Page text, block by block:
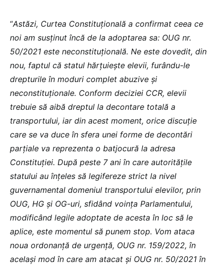
“Astăzi, Curtea Constituțională a confirmat ceea ce
noi am susținut încă de la adoptarea sa: OUG nr.
50/2021 este neconstituțională. Ne este dovedit, din
nou, faptul că statul hărțuiește elevii, furându-le
drepturile în moduri complet abuzive și
neconstituționale. Conform deciziei CCR, elevii
trebuie să aibă dreptul la decontare totală a
transportului, iar din acest moment, orice discuție
care se va duce în sfera unei forme de decontări
parțiale va reprezenta o batjocură la adresa
Constituției. După peste 7 ani în care autoritățile
statului au înțeles să legifereze strict la nivel
guvernamental domeniul transportului elevilor, prin
OUG, HG și OG-uri, sfidând voința Parlamentului,
modificând legile adoptate de acesta în loc să le
aplice, este momentul să punem stop. Vom ataca
noua ordonanță de urgență, OUG nr. 159/2022, în
același mod în care am atacat și OUG nr. 50/2021 în